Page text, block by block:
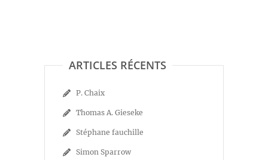
ARTICLES RÉCENTS
P. Chaix
Thomas A. Gieseke
Stéphane fauchille
Simon Sparrow